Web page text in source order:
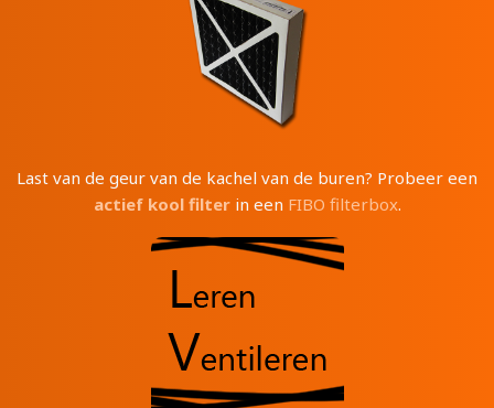
Last van de geur van de kachel van de buren? Probeer een
actief kool filterin een FIBO filterbox.